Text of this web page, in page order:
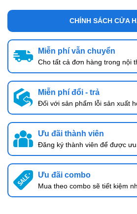
CHÍNH SÁCH CỬA
Miễn phí vẫn chuyển
Cho tất cả đơn hàng trong nội
Miễn phí đổi - trả
Đối với sản phẩm lỗi sản xuất
Ưu đãi thành viên
Đăng ký thành viên để được
Ưu đãi combo
Mua theo combo sẽ tiết kiệm